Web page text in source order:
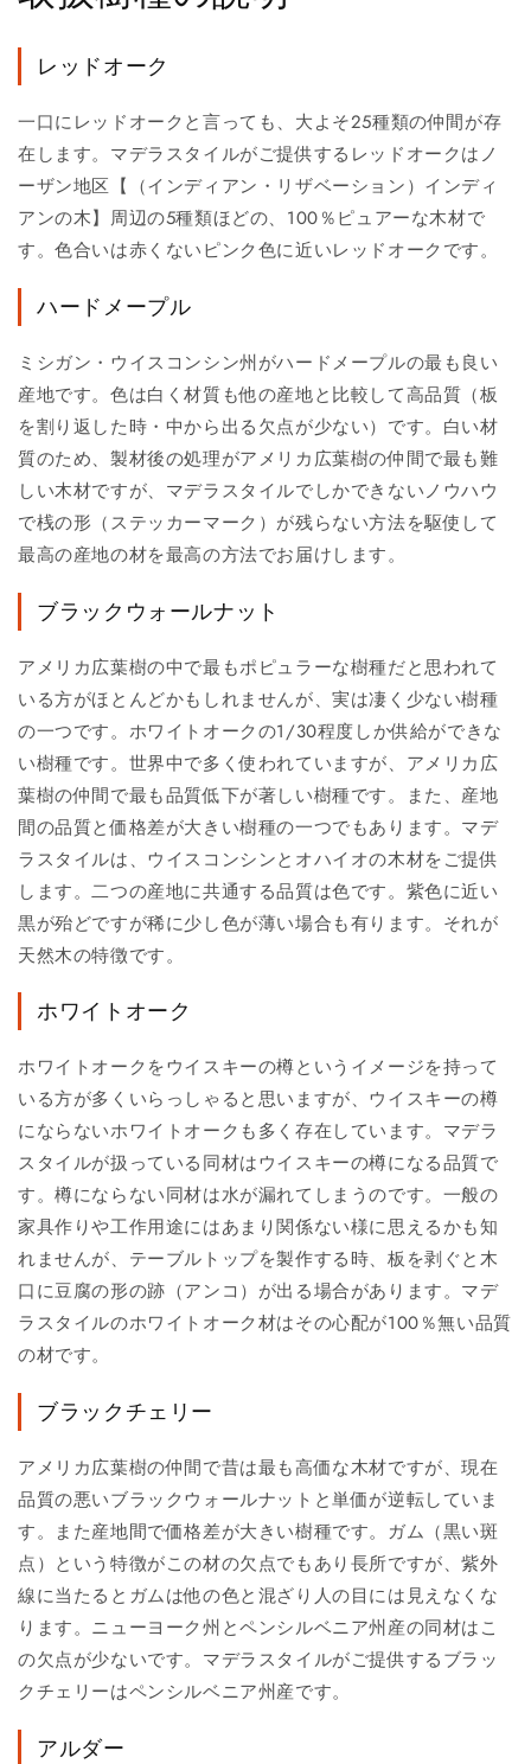
レッドオーク
一口にレッドオークと言っても、大よそ25種類の仲間が存
在します。マデラスタイルがご提供するレッドオークはノ
ーザン地区【（インディアン・リザベーション）インディ
アンの木】周辺の5種類ほどの、100％ピュアーな木材で
す。色合いは赤くないピンク色に近いレッドオークです。
ハードメープル
ミシガン・ウイスコンシン州がハードメープルの最も良い
産地です。色は白く材質も他の産地と比較して高品質（板
を割り返した時・中から出る欠点が少ない）です。白い材
質のため、製材後の処理がアメリカ広葉樹の仲間で最も難
しい木材ですが、マデラスタイルでしかできないノウハウ
で桟の形（ステッカーマーク）が残らない方法を駆使して
最高の産地の材を最高の方法でお届けします。
ブラックウォールナット
アメリカ広葉樹の中で最もポピュラーな樹種だと思われて
いる方がほとんどかもしれませんが、実は凄く少ない樹種
の一つです。ホワイトオークの1/30程度しか供給ができな
い樹種です。世界中で多く使われていますが、アメリカ広
葉樹の仲間で最も品質低下が著しい樹種です。また、産地
間の品質と価格差が大きい樹種の一つでもあります。マデ
ラスタイルは、ウイスコンシンとオハイオの木材をご提供
します。二つの産地に共通する品質は色です。紫色に近い
黒が殆どですが稀に少し色が薄い場合も有ります。それが
天然木の特徴です。
ホワイトオーク
ホワイトオークをウイスキーの樽というイメージを持って
いる方が多くいらっしゃると思いますが、ウイスキーの樽
にならないホワイトオークも多く存在しています。マデラ
スタイルが扱っている同材はウイスキーの樽になる品質で
す。樽にならない同材は水が漏れてしまうのです。一般の
家具作りや工作用途にはあまり関係ない様に思えるかも知
れませんが、テーブルトップを製作する時、板を剥ぐと木
口に豆腐の形の跡（アンコ）が出る場合があります。マデ
ラスタイルのホワイトオーク材はその心配が100％無い品質
の材です。
ブラックチェリー
アメリカ広葉樹の仲間で昔は最も高価な木材ですが、現在
品質の悪いブラックウォールナットと単価が逆転していま
す。また産地間で価格差が大きい樹種です。ガム（黒い斑
点）という特徴がこの材の欠点でもあり長所ですが、紫外
線に当たるとガムは他の色と混ざり人の目には見えなくな
ります。ニューヨーク州とペンシルベニア州産の同材はこ
の欠点が少ないです。マデラスタイルがご提供するブラッ
クチェリーはペンシルベニア州産です。
アルダー